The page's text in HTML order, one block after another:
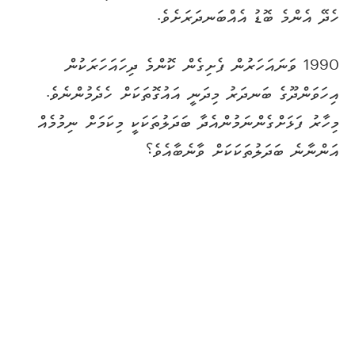
ހެދޭ އެންމެ ބޮޑު އެއްބަނދަރަށެވެ.
1990 ވަނައަހަރުން ފެށިގެން ކޮންމެ ދިހައަހަރަކުން
އިހަވަންދޫގެ ބަނދަރު މިދަނީ އައުގޮތަކަށް ހެދެމުންނެވެ.
މިހާރު ފަޅަށްގެންނަމުންއެދާ ބަދަލުތަކަކީ މިކަމަށް ނިމުމެއް
އަންނާނެ ބަދަލުތަކަކަށް ވާނެބާއެވެ؟